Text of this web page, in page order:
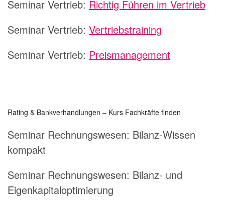
Seminar Vertrieb: Richtig Führen im Vertrieb
Seminar Vertrieb: Vertriebstraining
Seminar Vertrieb: Preismanagement
Rating & Bankverhandlungen – Kurs Fachkräfte finden
Seminar Rechnungswesen: Bilanz-Wissen
kompakt
Seminar Rechnungswesen: Bilanz- und
Eigenkapitaloptimierung